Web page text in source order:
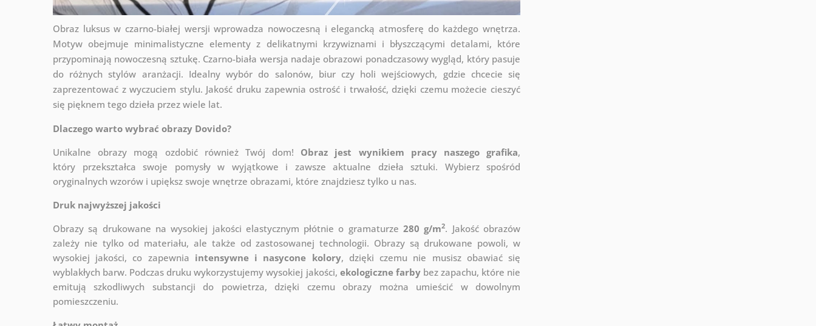
Obraz luksus w czarno-białej wersji wprowadza nowoczesną i elegancką atmosferę do każdego wnętrza.
Motyw obejmuje minimalistyczne elementy z delikatnymi krzywiznami i błyszczącymi detalami, które
przypominają nowoczesną sztukę. Czarno-biała wersja nadaje obrazowi ponadczasowy wygląd, który pasuje
do różnych stylów aranżacji. Idealny wybór do salonów, biur czy holi wejściowych, gdzie chcecie się
zaprezentować z wyczuciem stylu. Jakość druku zapewnia ostrość i trwałość, dzięki czemu możecie cieszyć
się pięknem tego dzieła przez wiele lat.
Dlaczego warto wybrać obrazy Dovido?
Unikalne obrazy mogą ozdobić również Twój dom! Obraz jest wynikiem pracy naszego grafika,
który przekształca swoje pomysły w wyjątkowe i zawsze aktualne dzieła sztuki. Wybierz spośród
oryginalnych wzorów i upiększ swoje wnętrze obrazami, które znajdziesz tylko u nas.
Druk najwyższej jakości
Obrazy są drukowane na wysokiej jakości elastycznym płótnie o gramaturze280 g/m2. Jakość obrazów
zależy nie tylko od materiału, ale także od zastosowanej technologii. Obrazy są drukowane powoli, w
wysokiej jakości, co zapewnia intensywne i nasycone kolory, dzięki czemu nie musisz obawiać się
wyblakłych barw. Podczas druku wykorzystujemy wysokiej jakości, ekologiczne farbybez zapachu, które nie
emitują szkodliwych substancji do powietrza, dzięki czemu obrazy można umieścić w dowolnym
pomieszczeniu.